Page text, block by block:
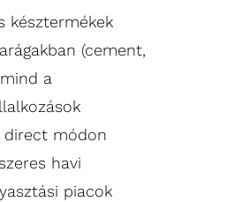
késztermékek
(cement,
a
direct módon
havi
piacok